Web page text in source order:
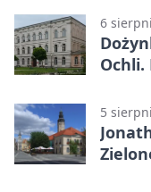
6
Ochli.
5